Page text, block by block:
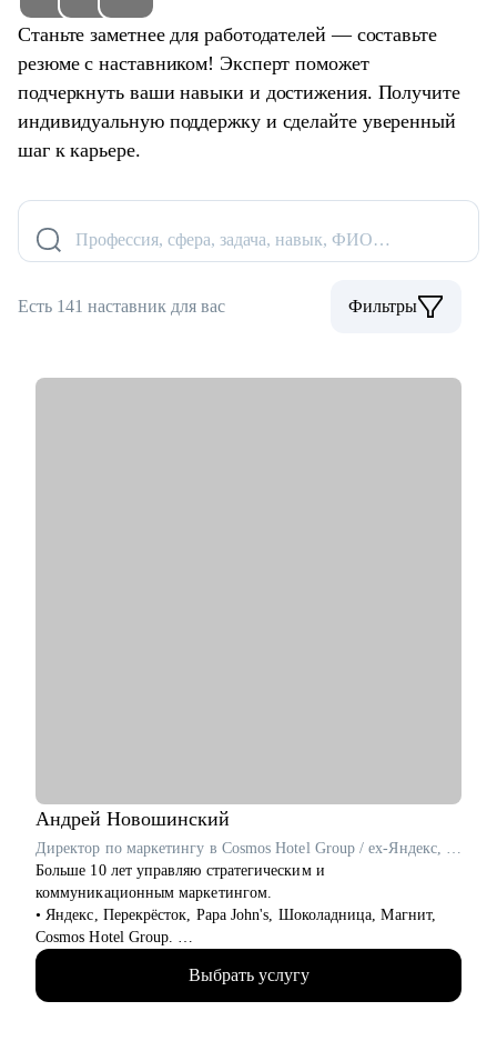
Станьте заметнее для работодателей — составьте
резюме с наставником! Эксперт поможет
подчеркнуть ваши навыки и достижения. Получите
индивидуальную поддержку и сделайте уверенный
шаг к карьере.
Профессия, сфера, задача, навык, ФИО…
Есть 141 наставник для вас Фильтры
Андрей Новошинский
Директор по маркетингу в Cosmos Hotel Group / ex-Яндекс, Перекрёсток, Papa John's
Больше 10 лет управляю стратегическим и
коммуникационным маркетингом.
• Яндекс, Перекрёсток, Papa John's, Шоколадница, Магнит,
Cosmos Hotel Group.
• ТОП 4 СМО рейтинга Коммерсантъ.
• Два высших образования: МИСИ и Финансовая академия
при Правительстве РФ. Сертифицированный бизнес-трекер.
Выбрать услугу